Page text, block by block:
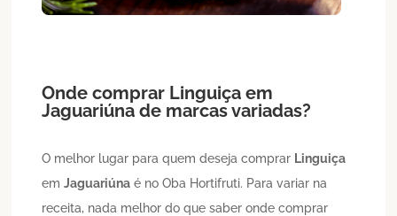
Onde comprar Linguiça em
Jaguariúna de marcas variadas?
O melhor lugar para quem deseja comprar Linguiça
emJaguariúna é no Oba Hortifruti. Para variar na
receita, nada melhor do que saber onde comprar